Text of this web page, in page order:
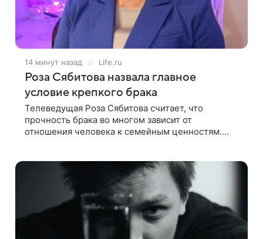
14 минут назад Life.ru
Роза Сябитова назвала главное
условие крепкого брака
Телеведущая Роза Сябитова считает, что
прочность брака во многом зависит от
отношения человека к семейным ценностям.